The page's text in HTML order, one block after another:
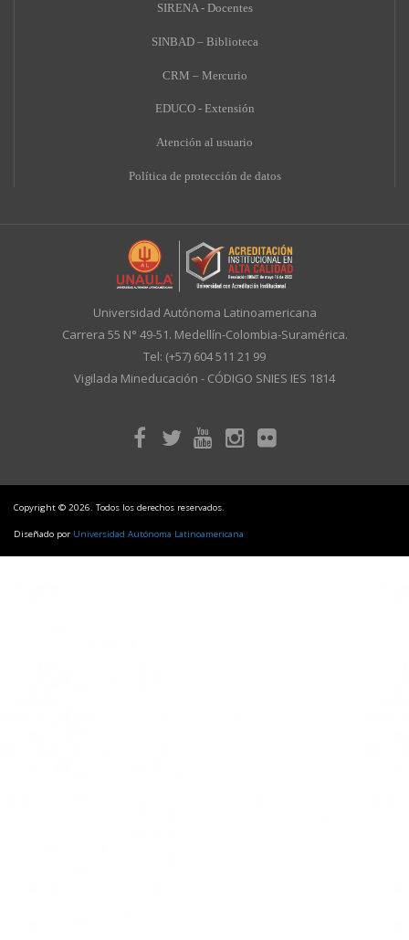
SIRENA - Docentes
SINBAD – Biblioteca
CRM – Mercurio
EDUCO - Extensión
Atención al usuario
Política de protección de datos
Universidad Autónoma Latinoamericana
Carrera 55 N° 49-51. Medellín-Colombia-Suramérica.
Tel: (+57) 604 511 21 99
Vigilada Mineducación - CÓDIGO SNIES IES 1814
Copyright © 2026. Todos los derechos reservados.
Diseñado por Universidad Autónoma Latinoamericana